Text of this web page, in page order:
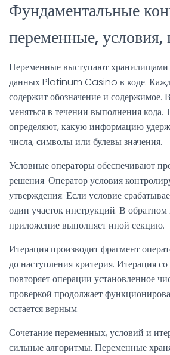
Фундаментальные
переменные,
Переменные выступают хранилищами
данных Platinum Casino в коде.
содержит обозначение и содержимое.
меняться в течении выполнения
определяют, какую информацию
числа, символы или булевы значения.
Условные операторы обеспечивают
решения. Оператор условия
утверждения. Если условие
один участок инструкций. В обратном
приложение выполняет иной секцию.
Итерация производит фрагмент
до наступления критерия. Итерация
повторяет операции установленное
проверкой продолжает
остается верным.
Сочетание переменных, условий и
сильные алгоритмы. Переменные